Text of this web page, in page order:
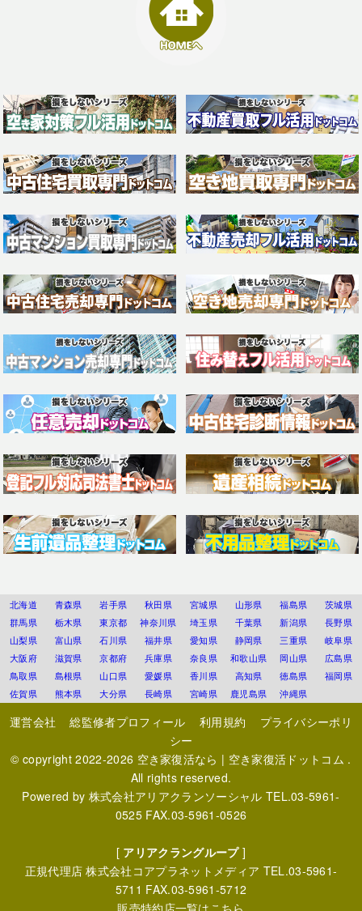
北海道 青森県 岩手県 秋田県 宮城県 山形県 福島県
茨城県
群馬県
栃木県 東京都 神奈川県 埼玉県 千葉県 新潟県
長野県
山梨県
富山県 石川県 福井県 愛知県 静岡県 三重県
岐阜県
大阪府
滋賀県 京都府 兵庫県 奈良県 和歌山県 岡山県
広島県
鳥取県
島根県 山口県 愛媛県 香川県 高知県 徳島県
福岡県
佐賀県
熊本県 大分県 長崎県 宮崎県 鹿児島県 沖縄県
運営会社 総監修者プロフィール 利用規約
プライバシーポリ
シー
© copyright 2022-2026 空き家復活なら | 空き家復活ドットコム .
All rights reserved.
Powered by 株式会社アリアクランソーシャル TEL.03-5961-
0525 FAX.03-5961-0526
[ アリアクラングループ]
正規代理店株式会社コアプラネットメディア TEL.03-5961-
5711 FAX.03-5961-5712
販売特約店一覧はこちら